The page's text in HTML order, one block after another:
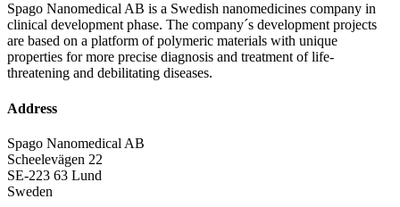
Spago Nanomedical AB is a Swedish nanomedicines company in
clinical development phase. The company´s development projects
are based on a platform of polymeric materials with unique
properties for more precise diagnosis and treatment of life-
threatening and debilitating diseases.
Address
Spago Nanomedical AB
Scheelevägen 22
SE-223 63 Lund
Sweden